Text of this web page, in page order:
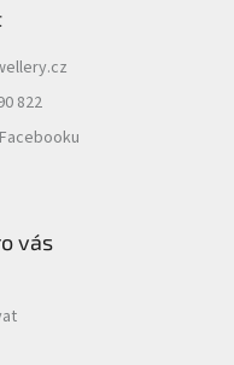
822
vás